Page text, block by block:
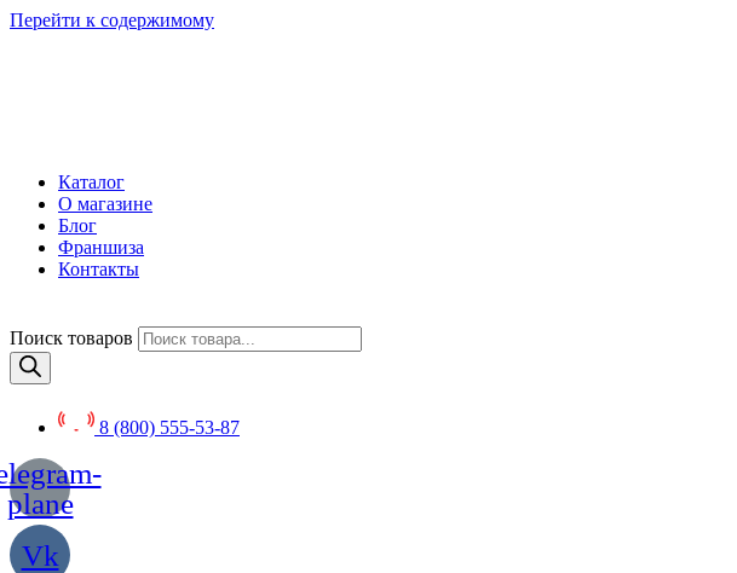
Перейти к содержимому
Каталог
О магазине
Блог
Франшиза
Контакты
Поиск товаров
8 (800) 555-53-87
plane
Vk